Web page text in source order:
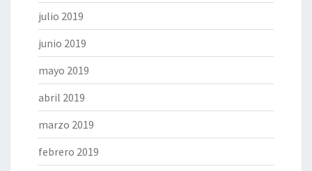
julio 2019
junio 2019
mayo 2019
abril 2019
marzo 2019
febrero 2019